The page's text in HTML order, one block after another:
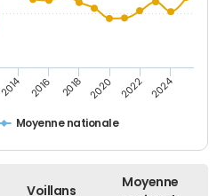
Moyenne nationale
2014 2016 2018 2020 2022 2024
Voillans
Moyenne